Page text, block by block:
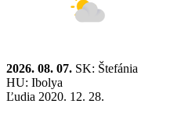
2026. 08. 07. SK: Štefánia
HU: Ibolya
Ľudia 2020. 12. 28.